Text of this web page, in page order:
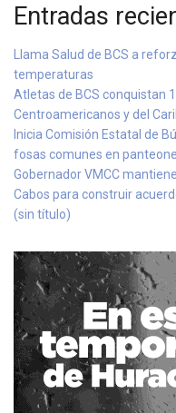
Entradas
Llama Salud de BCS a
temperaturas
Atletas de BCS conquistan
Centroamericanos y del
Inicia Comisión Estatal de
fosas comunes en
Gobernador VMCC
Cabos para construir
(sin título)